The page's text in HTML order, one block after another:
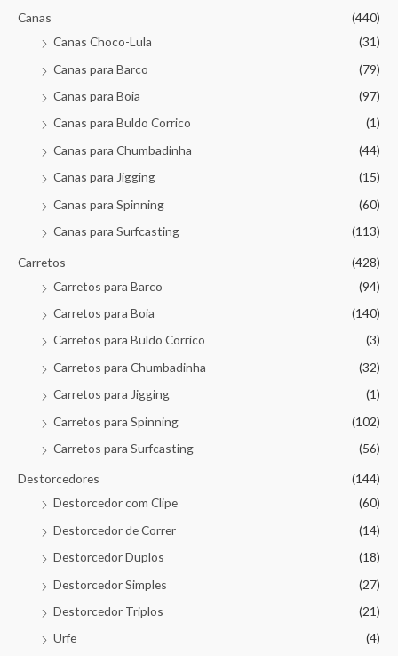
Canas
(440)
Canas Choco-Lula
(31)
Canas para Barco
(79)
Canas para Boia
(97)
Canas para Buldo Corrico
(1)
Canas para Chumbadinha
(44)
Canas para Jigging
(15)
Canas para Spinning
(60)
Canas para Surfcasting
(113)
Carretos
(428)
Carretos para Barco
(94)
Carretos para Boia
(140)
Carretos para Buldo Corrico
(3)
Carretos para Chumbadinha
(32)
Carretos para Jigging
(1)
Carretos para Spinning
(102)
Carretos para Surfcasting
(56)
Destorcedores
(144)
Destorcedor com Clipe
(60)
Destorcedor de Correr
(14)
Destorcedor Duplos
(18)
Destorcedor Simples
(27)
Destorcedor Triplos
(21)
Urfe
(4)